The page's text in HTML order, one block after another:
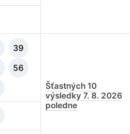
39
56
Šťastných 10
výsledky 7. 8. 2026
poledne